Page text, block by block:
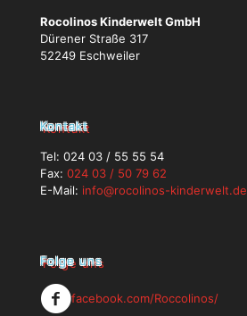
Rocolinos Kinderwelt GmbH
Dürener Straße 317
52249 Eschweiler
Kontakt
Tel: 024 03 / 55 55 54
Fax: 024 03 / 50 79 62
E-Mail: info@rocolinos-kinderwelt.de
Folge uns
facebook.com/Roccolinos/